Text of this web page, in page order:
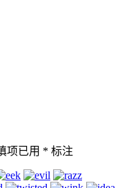
项已用 * 标注